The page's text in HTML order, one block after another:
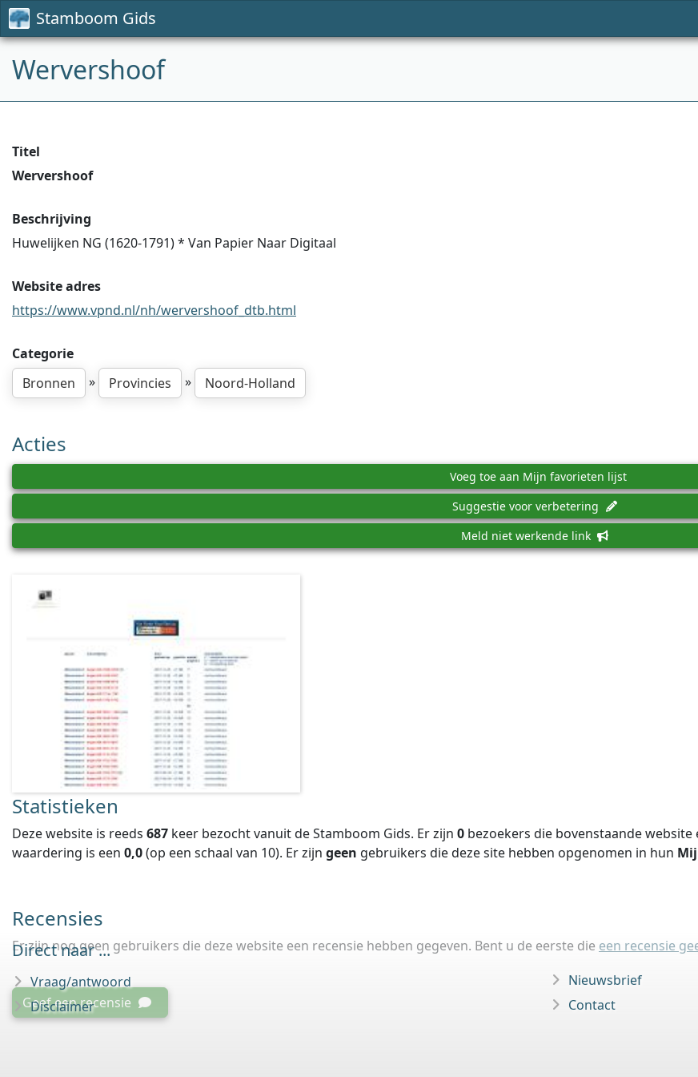
Stamboom Gids
Wervershoof
Titel
Wervershoof
Beschrijving
Huwelijken NG (1620-1791) * Van Papier Naar Digitaal
Website adres
https://www.vpnd.nl/nh/wervershoof_dtb.html
Categorie
Bronnen
» Provincies » Noord-Holland
Acties
Voeg toe aan Mijn favorieten lijst
Suggestie voor verbetering
Meld niet werkende link
Statistieken
Deze website is reeds 687 keer bezocht vanuit de Stamboom Gids. Er zijn 0 bezoekers die bovenstaande
waardering is een 0,0(op een schaal van 10). Er zijn geen gebruikers die deze site hebben opgenomen in hun
Recensies
Er zijn nog geen gebruikers die deze website een recensie hebben gegeven. Bent u de eerste die een recensie
Geef een recensie
Direct naar ...
Vraag/antwoord
Disclaimer
Nieuwsbrief
Contact